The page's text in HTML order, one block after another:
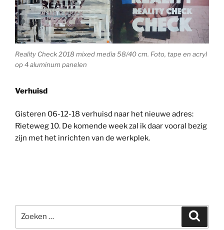
Reality Check 2018 mixed media 58/40 cm. Foto, tape en acryl
op 4 aluminum panelen
Verhuisd
Gisteren 06-12-18 verhuisd naar het nieuwe adres:
Rieteweg 10. De komende week zal ik daar vooral bezig
zijn met het inrichten van de werkplek.
naar: